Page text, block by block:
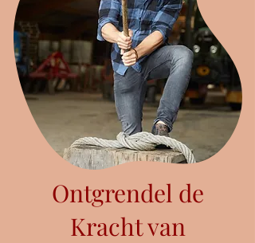
Ontgrendel de
Kracht van